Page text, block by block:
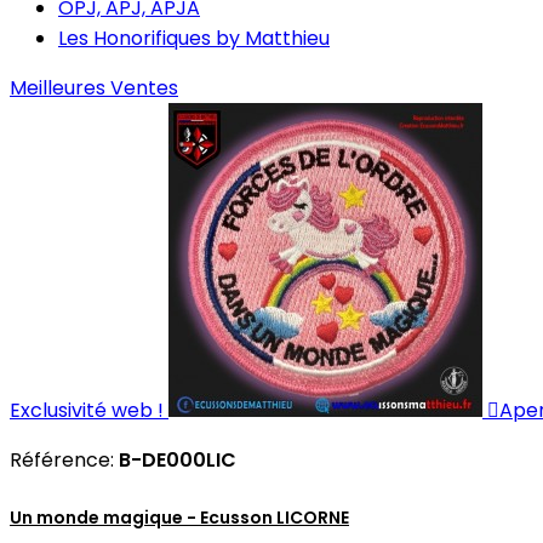
OPJ, APJ, APJA
Les Honorifiques by Matthieu
Meilleures Ventes
Exclusivité web ! 
Référence: B-DE000LIC
Un monde magique - Ecusson LICORNE